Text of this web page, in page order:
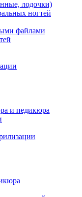
лодочки)
ногтей
файлами
и педикюра